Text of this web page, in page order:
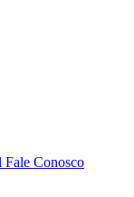
Fale Conosco